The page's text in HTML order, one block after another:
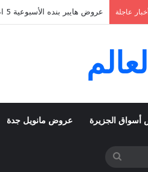
أخبار عاجلة عروض هايبر بنده الأسبوعية 5 اغسطس 2026 الموافق 22 صفر 1448 Back To School
الجزيرة عروض مانويل جدة
بحث